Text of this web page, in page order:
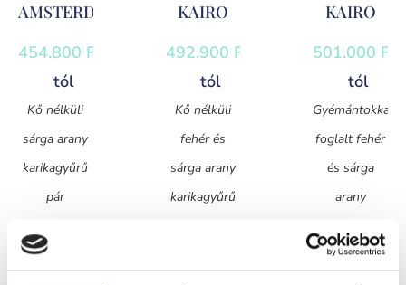
AMSTERDAM
454.800 Ft
tól
Kő nélküli
sárga arany
karikagyűrű
pár
KAIRO
492.900 Ft
tól
Kő nélküli
fehér és
sárga arany
karikagyűrű
KAIRO
501.000 Ft
tól
Gyémántokkal
foglalt fehér
és sárga
arany
pár